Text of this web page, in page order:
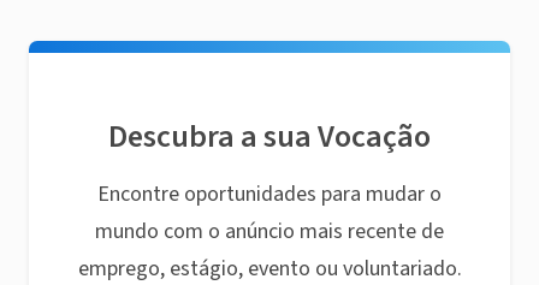
Descubra a sua Vocação
Encontre oportunidades para mudar o
mundo com o anúncio mais recente de
emprego, estágio, evento ou voluntariado.